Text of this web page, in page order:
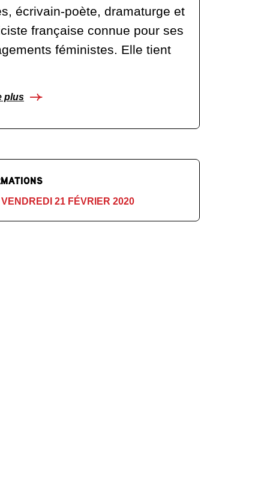
écrivain-poète, dramaturge et
française connue pour ses
féministes. Elle tient
plus
VENDREDI 21 FÉVRIER 2020